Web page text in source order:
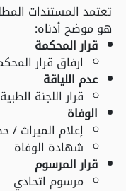
تعتمد المستندات
هو موضح أدناه:
قرار المحكمة
ارفاق قرار
عدم اللياقة
قرار اللجنة
الوفاة
إعلام الميراث /
شهادة الوفاة
قرار المرسوم
مرسوم اتحادي